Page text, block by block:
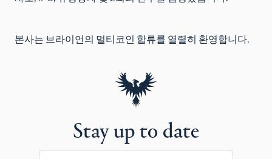
본사는 브라이언의 멀티코인 합류를열렬히 환영합니다.
Stay up to date